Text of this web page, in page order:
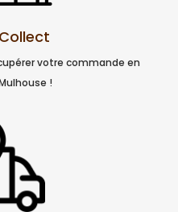
votre commande en
!